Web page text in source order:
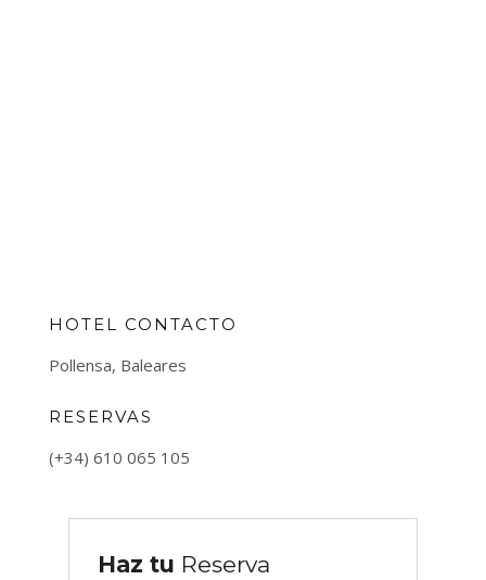
HOTEL CONTACTO
Pollensa, Baleares
RESERVAS
(+34) 610 065 105
Haz tu Reserva